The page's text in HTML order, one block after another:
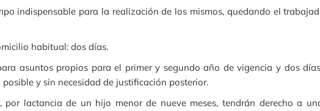
indispensable para la realización de los mismos, quedando el
habitual: dos días.
asuntos propios para el primer y segundo año de vigencia y dos
y sin necesidad de justificación posterior.
por lactancia de un hijo menor de nueve meses, tendrán derecho a